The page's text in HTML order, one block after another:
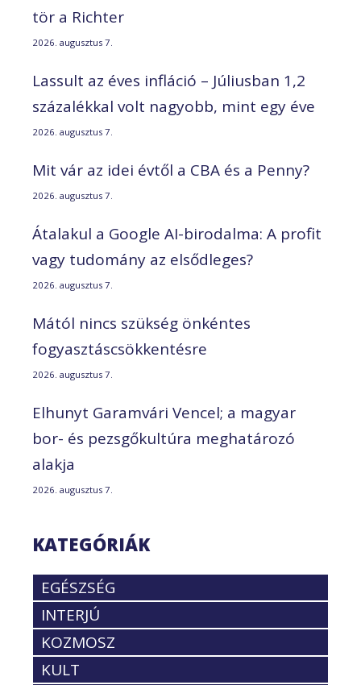
tör a Richter
2026. augusztus 7.
Lassult az éves infláció – Júliusban 1,2
százalékkal volt nagyobb, mint egy éve
2026. augusztus 7.
Mit vár az idei évtől a CBA és a Penny?
2026. augusztus 7.
Átalakul a Google AI-birodalma: A profit
vagy tudomány az elsődleges?
2026. augusztus 7.
Mától nincs szükség önkéntes
fogyasztáscsökkentésre
2026. augusztus 7.
Elhunyt Garamvári Vencel; a magyar
bor- és pezsgőkultúra meghatározó
alakja
2026. augusztus 7.
KATEGÓRIÁK
EGÉSZSÉG
INTERJÚ
KOZMOSZ
KULT